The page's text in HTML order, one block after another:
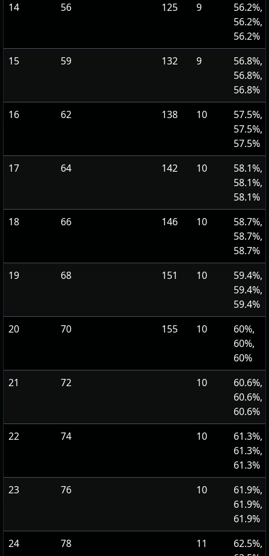
14
56 125 9
56.2%,
56.2%,
56.2%
15
59 132 9
56.8%,
56.8%,
56.8%
16
62 138 10
57.5%,
57.5%,
57.5%
17
64 142 10
58.1%,
58.1%,
58.1%
18
66 146 10
58.7%,
58.7%,
58.7%
19
68 151 10
59.4%,
59.4%,
59.4%
20
70 155 10
60%,
60%,
60%
21
72 10
60.6%,
60.6%,
60.6%
22
74 10
61.3%,
61.3%,
61.3%
23
76 10
61.9%,
61.9%,
61.9%
24
78 11
62.5%,